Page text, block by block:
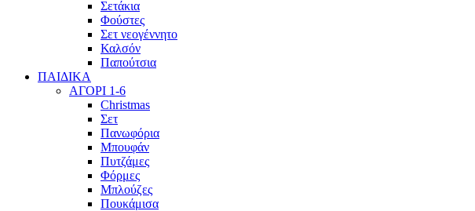
Σετάκια
Φούστες
Σετ νεογέννητο
Καλσόν
Παπούτσια
ΠΑΙΔΙΚΑ
ΑΓΟΡΙ 1-6
Christmas
Σετ
Πανωφόρια
Μπουφάν
Πυτζάμες
Φόρμες
Μπλούζες
Πουκάμισα